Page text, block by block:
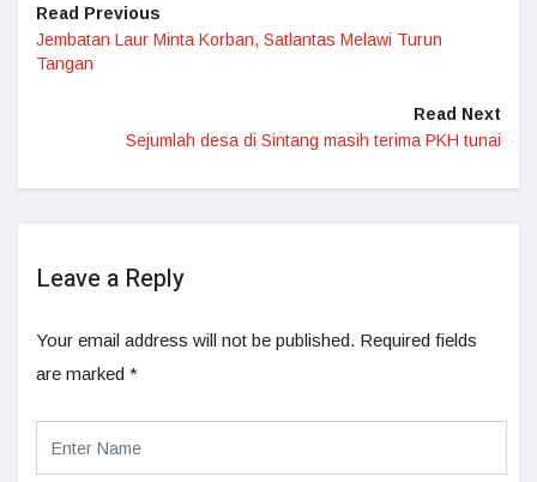
Read Previous
Jembatan Laur Minta Korban, Satlantas Melawi Turun
Tangan
Read Next
Sejumlah desa di Sintang masih terima PKH tunai
Leave a Reply
Your email address will not be published. Required fields
are marked *